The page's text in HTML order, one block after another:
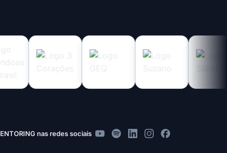
nas redes sociais